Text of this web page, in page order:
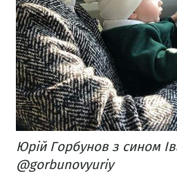
Юрій Горбунов з сином
@gorbunovyuriy